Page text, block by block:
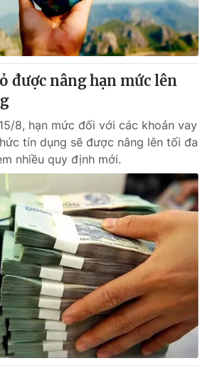
được nâng hạn mức lên
8, hạn mức đối với các khoản vay
tín dụng sẽ được nâng lên tối đa
nhiều quy định mới.